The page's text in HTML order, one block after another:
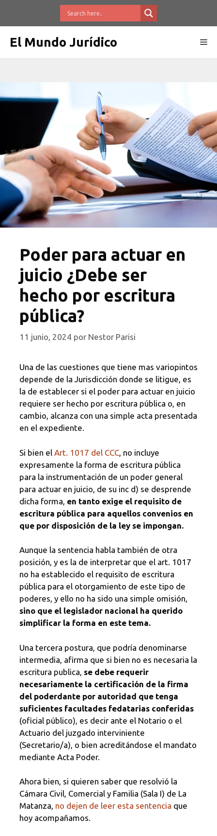
El Mundo Jurídico
Poder para actuar en
juicio ¿Debe ser
hecho por escritura
pública?
11 junio, 2024 por Nestor Parisi
Una de las cuestiones que tiene mas variopintos
depende de la Jurisdicción donde se litigue, es
la de establecer si el poder para actuar en juicio
requiere ser hecho por escritura pública o, en
cambio, alcanza con una simple acta presentada
en el expediente.
Si bien el Art. 1017 del CCC , no incluye
expresamente la forma de escritura pública
para la instrumentación de un poder general
para actuar en juicio, de su inc d) se desprende
dicha forma, en tanto exige el requisito de
escritura pública para aquellos convenios en
que por disposición de la ley se impongan.
Aunque la sentencia habla también de otra
posición, y es la de interpretar que el art. 1017
no ha establecido el requisito de escritura
pública para el otorgamiento de este tipo de
poderes, y ello no ha sido una simple omisión,
sino que el legislador nacional ha querido
simplificar la forma en este tema.
Una tercera postura, que podría denominarse
intermedia, afirma que si bien no es necesaria la
escritura publica, se debe requerir
necesariamente la certificación de la firma
del poderdante por autoridad que tenga
suficientes facultades fedatarias conferidas
(oficial público), es decir ante el Notario o el
Actuario del juzgado interviniente
(Secretario/a), o bien acreditándose el mandato
mediante Acta Poder.
Ahora bien, si quieren saber que resolvió la
Cámara Civil, Comercial y Familia (Sala I) de La
Matanza, no dejen de leer esta sentencia que
hoy acompañamos.